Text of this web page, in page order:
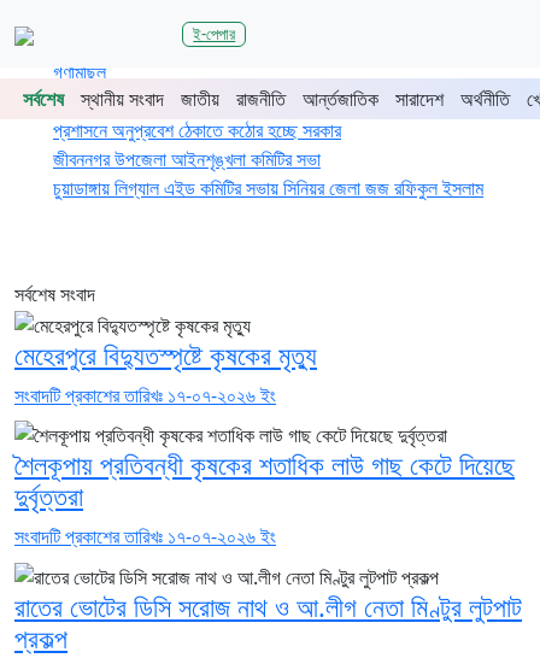
ই-পেপার
জুলাই গণঅভ্যুত্থানের দ্বিতীয় বর্ষপূর্তিতে চুয়াডাঙ্গা-মেহেরপুরে জামায়াতের
গণমিছিল
চুয়াডাঙ্গায় সওজের বাসভবন ও সড়কের ২৬টি গাছ প্রায় ৫ লাখে নিলামে বিক্রি
প্রশাসনে অনুপ্রবেশ ঠেকাতে কঠোর হচ্ছে সরকার
জীবননগর উপজেলা আইনশৃঙ্খলা কমিটির সভা
চুয়াডাঙ্গায় লিগ্যাল এইড কমিটির সভায় সিনিয়র জেলা জজ রফিকুল ইসলাম
সর্বশেষ স্থানীয় সংবাদ জাতীয় রাজনীতি আর্ন্তজাতিক সারাদেশ অর্থনীতি
সর্বশেষ সংবাদ
মেহেরপুরে বিদ্যুতস্পৃষ্টে কৃষকের মৃত্যু
সংবাদটি প্রকাশের তারিখঃ ১৭-০৭-২০২৬ ইং
শৈলকূপায় প্রতিবন্ধী কৃষকের শতাধিক লাউ গাছ কেটে দিয়েছে
দুর্বৃত্তরা
সংবাদটি প্রকাশের তারিখঃ ১৭-০৭-২০২৬ ইং
রাতের ভোটের ডিসি সরোজ নাথ ও আ.লীগ নেতা মিণ্টুর লুটপাট
প্রকল্প